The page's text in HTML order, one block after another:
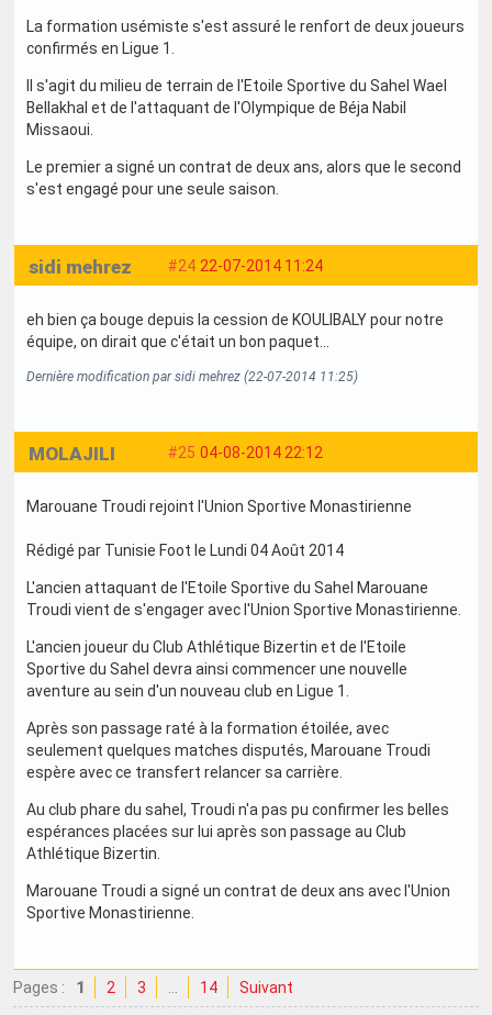
La formation usémiste s'est assuré le renfort de deux joueurs
confirmés en Ligue 1.
Il s'agit du milieu de terrain de l'Etoile Sportive du Sahel Wael
Bellakhal et de l'attaquant de l'Olympique de Béja Nabil
Missaoui.
Le premier a signé un contrat de deux ans, alors que le second
s'est engagé pour une seule saison.
#24 22-07-2014 11:24
sidi mehrez
eh bien ça bouge depuis la cession de KOULIBALY pour notre
équipe, on dirait que c'était un bon paquet...
Dernière modification par sidi mehrez (22-07-2014 11:25)
#25 04-08-2014 22:12
MOLAJILI
Marouane Troudi rejoint l'Union Sportive Monastirienne
Rédigé par Tunisie Foot le Lundi 04 Août 2014
L'ancien attaquant de l'Etoile Sportive du Sahel Marouane
Troudi vient de s'engager avec l'Union Sportive Monastirienne.
L'ancien joueur du Club Athlétique Bizertin et de l'Etoile
Sportive du Sahel devra ainsi commencer une nouvelle
aventure au sein d'un nouveau club en Ligue 1.
Après son passage raté à la formation étoilée, avec
seulement quelques matches disputés, Marouane Troudi
espère avec ce transfert relancer sa carrière.
Au club phare du sahel, Troudi n'a pas pu confirmer les belles
espérances placées sur lui après son passage au Club
Athlétique Bizertin.
Marouane Troudi a signé un contrat de deux ans avec l'Union
Sportive Monastirienne.
Pages : 1 2 3 … 14 Suivant